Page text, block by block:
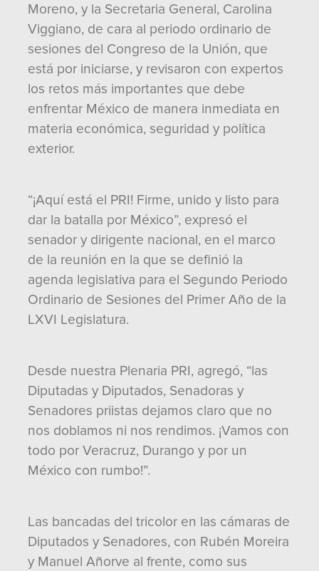
Moreno, y la Secretaria General, Carolina
Viggiano, de cara al periodo ordinario de
sesiones del Congreso de la Unión, que
está por iniciarse, y revisaron con expertos
los retos más importantes que debe
enfrentar México de manera inmediata en
materia económica, seguridad y política
exterior.
“¡Aquí está el PRI! Firme, unido y listo para
dar la batalla por México”, expresó el
senador y dirigente nacional, en el marco
de la reunión en la que se definió la
agenda legislativa para el Segundo Periodo
Ordinario de Sesiones del Primer Año de la
LXVI Legislatura.
Desde nuestra Plenaria PRI, agregó, “las
Diputadas y Diputados, Senadoras y
Senadores priistas dejamos claro que no
nos doblamos ni nos rendimos. ¡Vamos con
todo por Veracruz, Durango y por un
México con rumbo!”.
Las bancadas del tricolor en las cámaras de
Diputados y Senadores, con Rubén Moreira
y Manuel Añorve al frente, como sus